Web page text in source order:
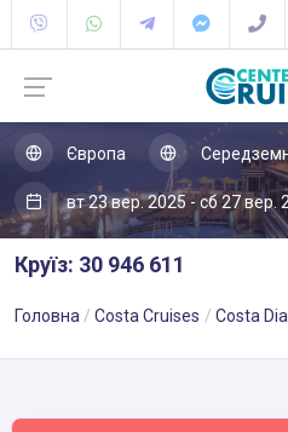
Європа
вт 23 вер. 2025 - сб 27 вер.
Круїз: 30 946 611
Головна Costa Cruises Costa